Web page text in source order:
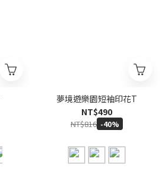
夢境遊樂園短袖印花T
NT$490
NT$816 -40%